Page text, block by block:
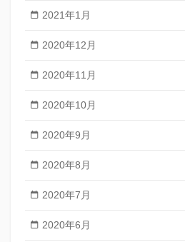
2021年1月
2020年12月
2020年11月
2020年10月
2020年9月
2020年8月
2020年7月
2020年6月